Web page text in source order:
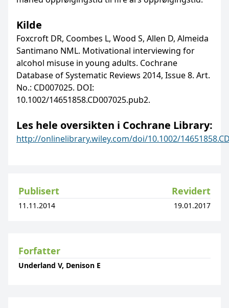
Kilde
Foxcroft DR, Coombes L, Wood S, Allen D, Almeida
Santimano NML. Motivational interviewing for
alcohol misuse in young adults. Cochrane
Database of Systematic Reviews 2014, Issue 8. Art.
No.: CD007025. DOI:
10.1002/14651858.CD007025.pub2.
Les hele oversikten i Cochrane Library:
http://onlinelibrary.wiley.com/doi/10.1002/
Publisert Revidert
11.11.2014 19.01.2017
Forfatter
Underland V, Denison E